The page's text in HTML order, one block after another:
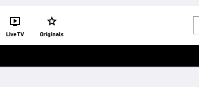

Live TV

Originals